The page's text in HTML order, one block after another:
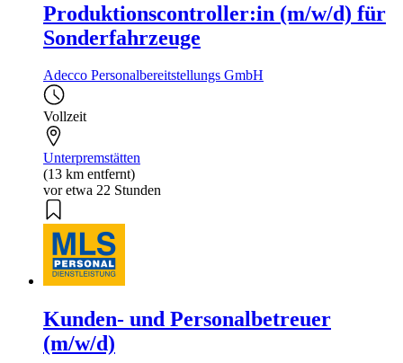
Produktionscontroller:in (m/w/d) für
Sonderfahrzeuge
Adecco Personalbereitstellungs GmbH
Vollzeit
Unterpremstätten
(13 km entfernt)
vor etwa 22 Stunden
Kunden- und Personalbetreuer
(m/w/d)